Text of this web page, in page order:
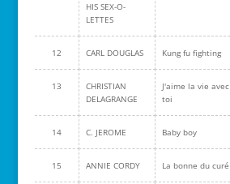
HIS SEX-O-
LETTES
12 CARL DOUGLAS Kung fu fighting
13
CHRISTIAN
DELAGRANGE
J'aime la vie avec
toi
14 C. JEROME Baby boy
15 ANNIE CORDY La bonne du curé